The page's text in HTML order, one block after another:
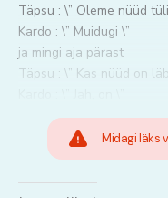
Täpsu : \” Oleme nüüd
Kardo : \” Muidugi \”
ja mingi aja pärast
Täpsu : \” Kas nüüd on
Midagi läks